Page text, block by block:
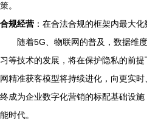
策。
合规经营 ：在合法合规的框架内最大
随着5G、物联网的普及，数据维
习等技术的发展，将在保护隐私的前
网精准获客模型将持续进化，向更实
终成为企业数字化营销的标配基础设
能时代。